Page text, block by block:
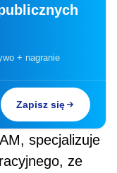
+ nagranie
Zapisz się
specjalizuje
ze